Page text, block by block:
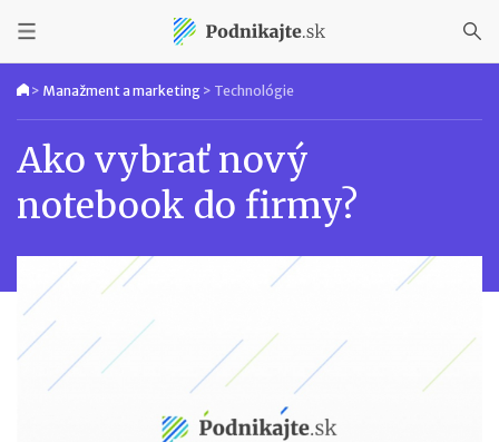
> Manažment a marketing > Technológie
Ako vybrať nový
notebook do firmy?